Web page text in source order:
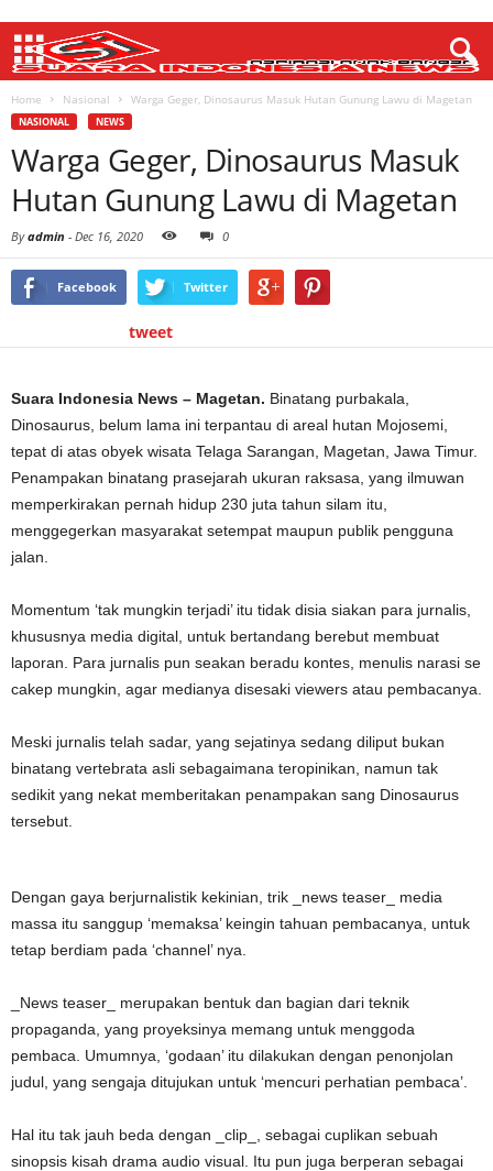
Home Nasional Warga Geger, Dinosaurus Masuk Hutan Gunung Lawu di Magetan
NASIONAL NEWS
Warga Geger, Dinosaurus Masuk
Hutan Gunung Lawu di Magetan
Byadmin - Dec 16, 2020 0
Facebook Twitter
tweet
Suara Indonesia News – Magetan. Binatang purbakala,
Dinosaurus, belum lama ini terpantau di areal hutan Mojosemi,
tepat di atas obyek wisata Telaga Sarangan, Magetan, Jawa Timur.
Penampakan binatang prasejarah ukuran raksasa, yang ilmuwan
memperkirakan pernah hidup 230 juta tahun silam itu,
menggegerkan masyarakat setempat maupun publik pengguna
jalan.
Momentum ‘tak mungkin terjadi’ itu tidak disia siakan para jurnalis,
khususnya media digital, untuk bertandang berebut membuat
laporan. Para jurnalis pun seakan beradu kontes, menulis narasi se
cakep mungkin, agar medianya disesaki viewers atau pembacanya.
Meski jurnalis telah sadar, yang sejatinya sedang diliput bukan
binatang vertebrata asli sebagaimana teropinikan, namun tak
sedikit yang nekat memberitakan penampakan sang Dinosaurus
tersebut.
Dengan gaya berjurnalistik kekinian, trik _news teaser_ media
massa itu sanggup ‘memaksa’ keingin tahuan pembacanya, untuk
tetap berdiam pada ‘channel’ nya.
_News teaser_ merupakan bentuk dan bagian dari teknik
propaganda, yang proyeksinya memang untuk menggoda
pembaca. Umumnya, ‘godaan’ itu dilakukan dengan penonjolan
judul, yang sengaja ditujukan untuk ‘mencuri perhatian pembaca’.
Hal itu tak jauh beda dengan _clip_, sebagai cuplikan sebuah
sinopsis kisah drama audio visual. Itu pun juga berperan sebagai